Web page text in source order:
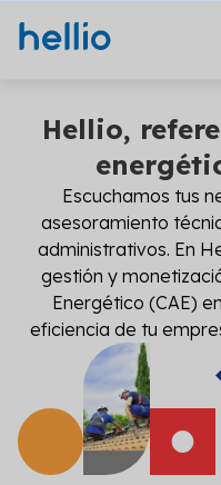
Sectores
Quiénes somos
Compromisos
Contacto
Carrera
Hellio,
Escuchamos tus
asesoramiento
administrativos. En
gestión y
Energético (CAE)
eficiencia de tu